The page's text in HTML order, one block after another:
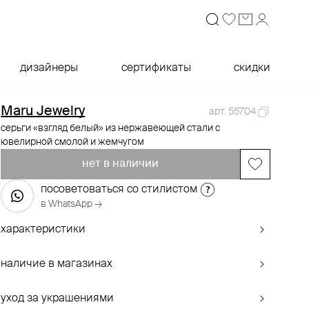
дизайнеры сертификаты скидки
Maru Jewelry
арт. 55704
серьги «взгляд белый» из нержавеющей стали с
ювелирной смолой и жемчугом
нет в наличии
посоветоваться со стилистом
в WhatsApp →
характеристики
наличие в магазинах
уход за украшениями